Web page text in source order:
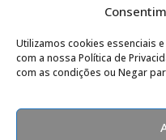
Utilizamos cookies essenciais
com a nossa Política de
com as condições ou Negar